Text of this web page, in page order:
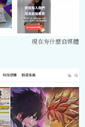
現在夯什麼自媒體